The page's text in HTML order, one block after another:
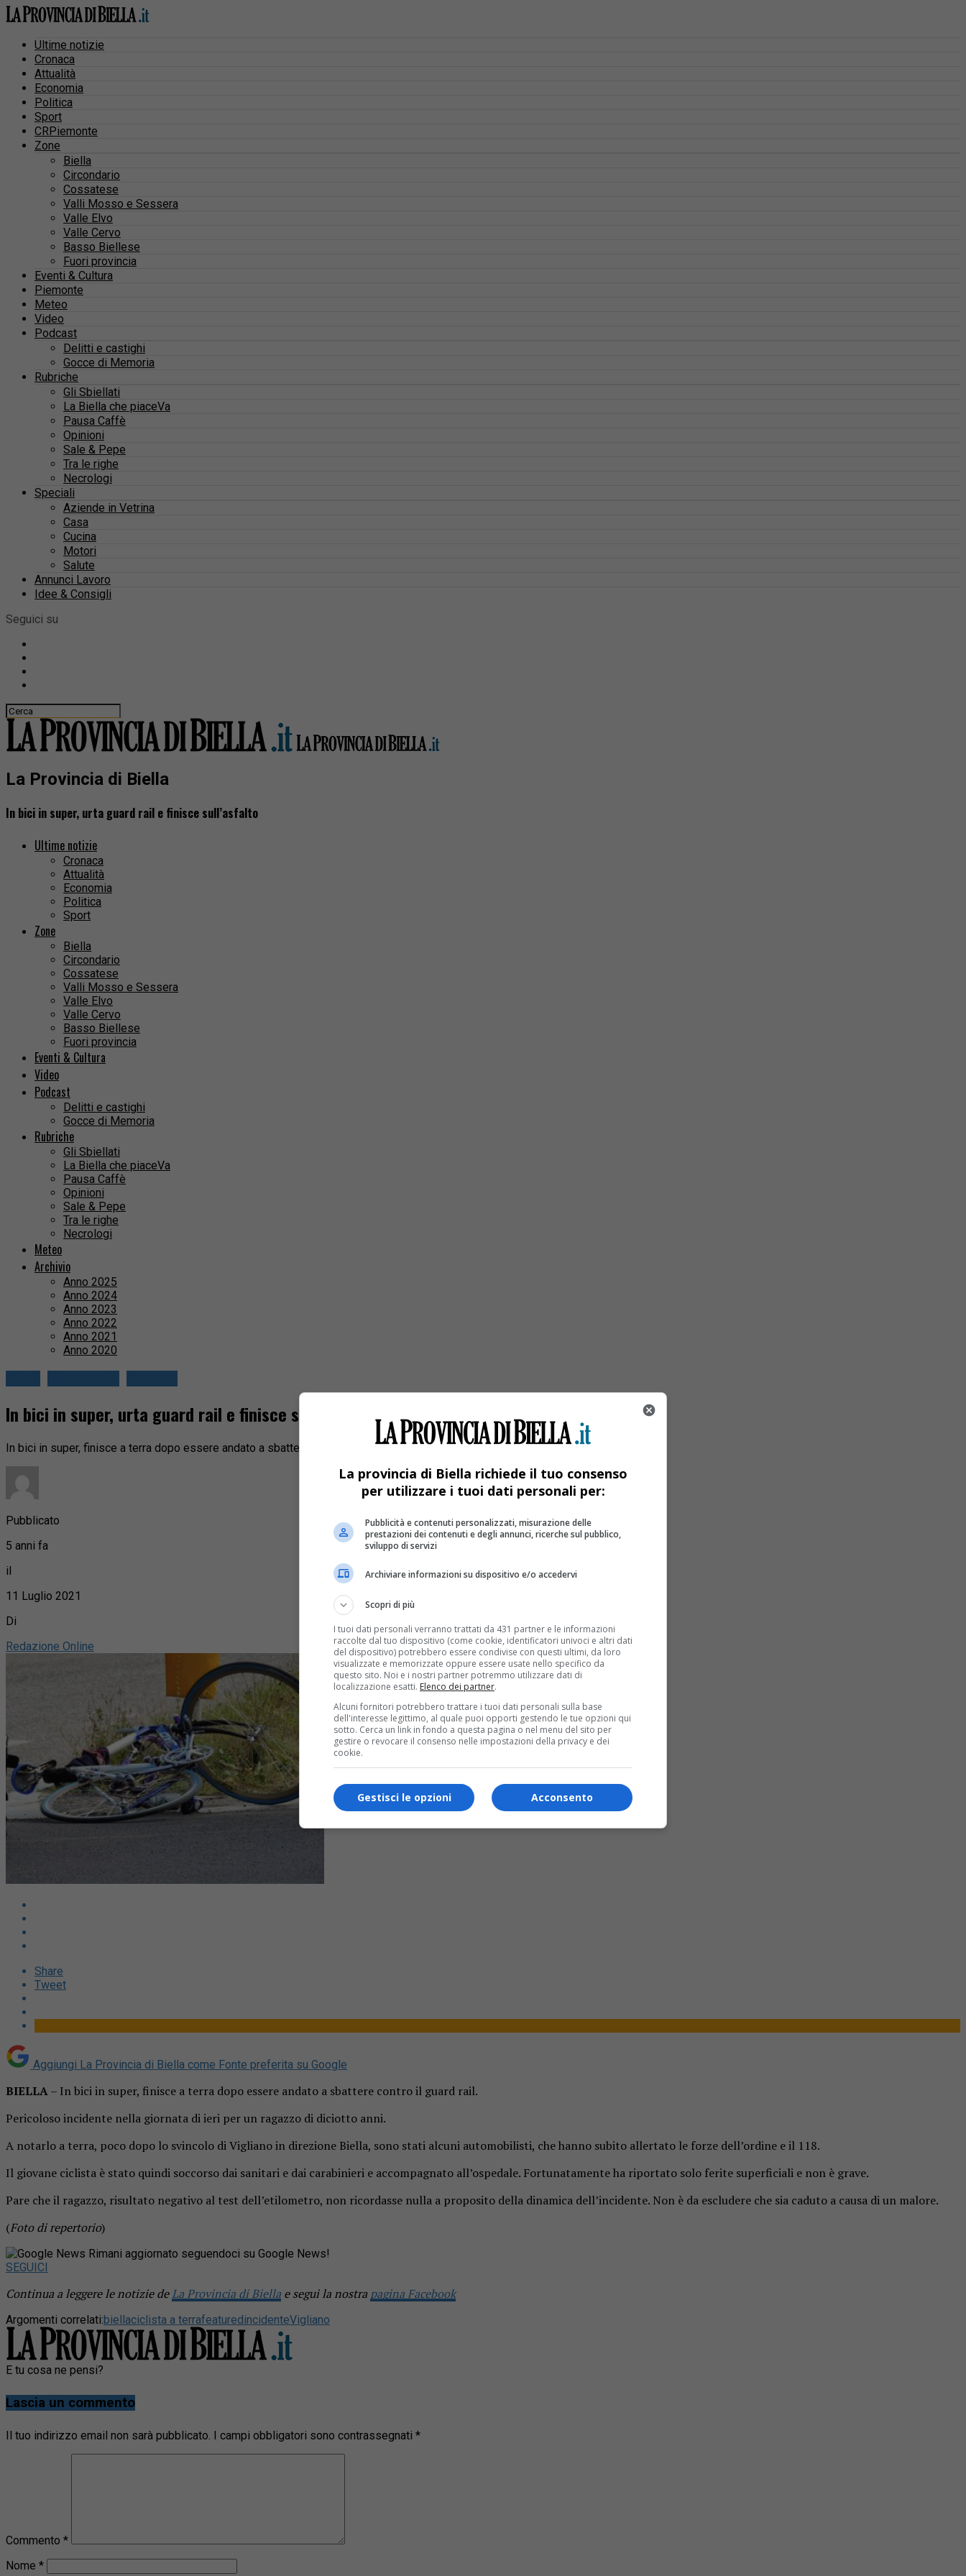
Ultime notizie
Cronaca
Attualità
Economia
Politica
Sport
CRPiemonte
Zone
Biella
Circondario
Cossatese
Valli Mosso e Sessera
Valle Elvo
Valle Cervo
Basso Biellese
Fuori provincia
Eventi & Cultura
Piemonte
Meteo
Video
Podcast
Delitti e castighi
Gocce di Memoria
Rubriche
Gli Sbiellati
La Biella che piaceVa
Pausa Caffè
Opinioni
Sale & Pepe
Tra le righe
Necrologi
Speciali
Aziende in Vetrina
Casa
Cucina
Motori
Salute
Annunci Lavoro
Idee & Consigli
Seguici su
La Provincia di Biella
In bici in super, urta guard rail e finisce sull’asfalto
Ultime notizie
Cronaca
Attualità
Economia
Politica
Sport
Zone
Biella
Circondario
Cossatese
Valli Mosso e Sessera
Valle Elvo
Valle Cervo
Basso Biellese
Fuori provincia
Eventi & Cultura
Video
Podcast
Delitti e castighi
Gocce di Memoria
Rubriche
Gli Sbiellati
La Biella che piaceVa
Pausa Caffè
Opinioni
Sale & Pepe
Tra le righe
Necrologi
Meteo
Archivio
Anno 2025
Anno 2024
Anno 2023
Anno 2022
Anno 2021
Anno 2020
In bici in super, urta guard rail e finisce sull’asfalto
In bici in super, finisce a terra dopo essere andato a sbattere contro il guard rail. Pericoloso incidente ieri per un diciottenne.
Pubblicato
5 anni fa
il
11 Luglio 2021
Di
Redazione Online
Share
Tweet
Aggiungi La Provincia di Biella come Fonte preferita su Google
BIELLA– In bici in super, finisce a terra dopo essere andato a sbattere contro il guard rail.
Pericoloso incidente nella giornata di ieri per un ragazzo di diciotto anni.
A notarlo a terra, poco dopo lo svincolo di Vigliano in direzione Biella, sono stati alcuni automobilisti, che hanno subito allertato le forze dell’ordine e il 118.
Il giovane ciclista è stato quindi soccorso dai sanitari e dai carabinieri e accompagnato all’ospedale. Fortunatamente ha riportato solo ferite superficiali e non è grave.
Pare che il ragazzo, risultato negativo al test dell’etilometro, non ricordasse nulla a proposito della dinamica dell’incidente. Non è da escludere che sia caduto a causa di un malore.
(Foto di repertorio)
Rimani aggiornato seguendoci su Google News!
SEGUICI
Continua a leggere le notizie deLa Provincia di Biella e segui la nostra pagina Facebook
Argomenti correlati:biellaciclista a terrafeaturedincidenteVigliano
E tu cosa ne pensi?
Lascia un commento
Il tuo indirizzo email non sarà pubblicato. I campi obbligatori sono contrassegnati *
Commento *
Nome *
La provincia di Biella richiede il tuo consenso
per utilizzare i tuoi dati personali per:
Pubblicità e contenuti personalizzati, misurazione delle
prestazioni dei contenuti e degli annunci, ricerche sul pubblico,
sviluppo di servizi
Archiviare informazioni su dispositivo e/o accedervi
Scopri di più
I tuoi dati personali verranno trattati da 431 partner e le informazioni
raccolte dal tuo dispositivo (come cookie, identificatori univoci e altri dati
del dispositivo) potrebbero essere condivise con questi ultimi, da loro
visualizzate e memorizzate oppure essere usate nello specifico da
questo sito. Noi e i nostri partner potremmo utilizzare dati di
localizzazione esatti. Elenco dei partner.
Alcuni fornitori potrebbero trattare i tuoi dati personali sulla base
dell'interesse legittimo, al quale puoi opporti gestendo le tue opzioni qui
sotto. Cerca un link in fondo a questa pagina o nel menu del sito per
gestire o revocare il consenso nelle impostazioni della privacy e dei
cookie.
Acconsento
Gestisci le opzioni